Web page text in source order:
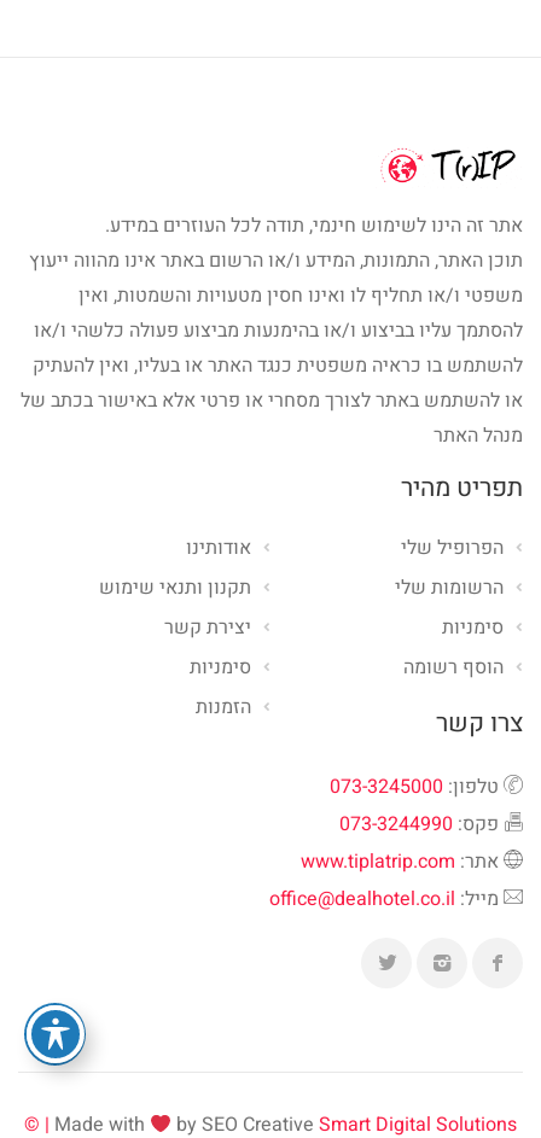
אתר זה הינו לשימוש חינמי, תודה לכל העוזרים במידע.
תוכן האתר, התמונות, המידע ו/או הרשום באתר אינו מהווה ייעוץ
משפטי ו/או תחליף לו ואינו חסין מטעויות והשמטות, ואין
להסתמך עליו בביצוע ו/או בהימנעות מביצוע פעולה כלשהי ו/או
להשתמש בו כראיה משפטית כנגד האתר או בעליו, ואין להעתיק
או להשתמש באתר לצורך מסחרי או פרטי אלא באישור בכתב של
מנהל האתר
תפריט מהיר
אודותינו
תקנון ותנאי שימוש
יצירת קשר
סימניות
הזמנות
הפרופיל שלי
הרשומות שלי
סימניות
הוסף רשומה
צרו קשר
טלפון: 073-3245000
פקס: 073-3244990
אתר: www.tiplatrip.com
מייל: office@dealhotel.co.il
Made with by SEO CreativeSmart Digital Solutions | ©